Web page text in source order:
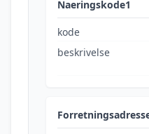
Naeringskode1
kode
beskrivelse